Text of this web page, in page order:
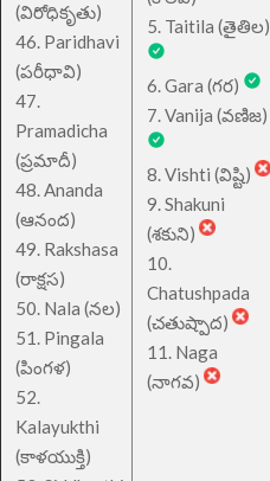
(విరోధికృతు)
46. Paridhavi
(పరీధావి)
47.
Pramadicha
(ప్రమాదీ)
48. Ananda
(ఆనంద)
49. Rakshasa
(రాక్షస)
50. Nala (నల)
51. Pingala
(పింగళ)
52.
Kalayukthi
(కాళయుక్తి)
5. Taitila (తైతిల)
6. Gara (గర)
7. Vanija (వణిజ)
8. Vishti (విష్టి)
9. Shakuni
(శకుని)
10.
Chatushpada
(చతుష్పాద)
11. Naga
(నాగవ)